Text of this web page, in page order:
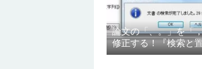
論文の「、。」を「
修正する！『検索と
う